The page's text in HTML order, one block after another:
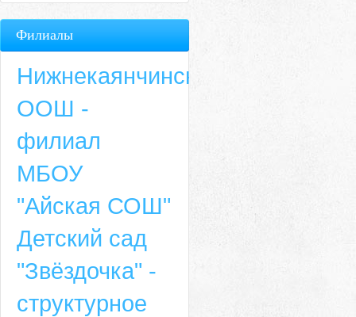
Филиалы
Нижнекаянчинская
ООШ -
филиал
МБОУ
"Айская СОШ"
Детский сад
"Звёздочка" -
структурное